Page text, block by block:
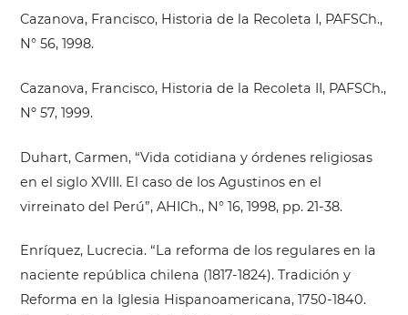
Cazanova, Francisco, Historia de la Recoleta I, PAFSCh.,
N° 56, 1998.
Cazanova, Francisco, Historia de la Recoleta II, PAFSCh.,
Nº 57, 1999.
Duhart, Carmen, “Vida cotidiana y órdenes religiosas
en el siglo XVIII. El caso de los Agustinos en el
virreinato del Perú”, AHICh., N° 16, 1998, pp. 21-38.
Enríquez, Lucrecia. “La reforma de los regulares en la
naciente república chilena (1817-1824). Tradición y
Reforma en la Iglesia Hispanoamericana, 1750-1840.